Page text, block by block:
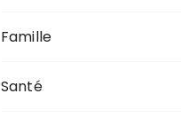
Famille
Santé